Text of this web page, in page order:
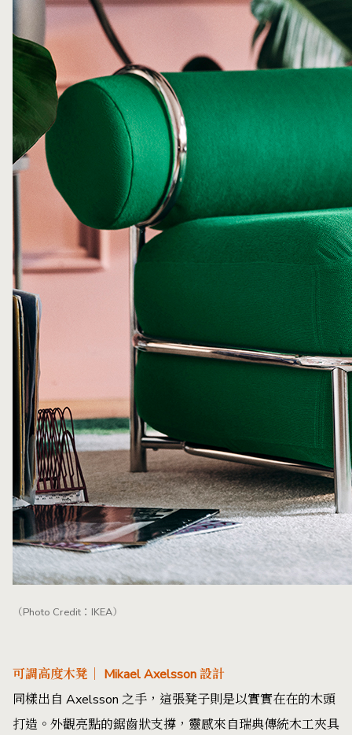
（Photo Credit：IKEA）
可調高度木凳｜ Mikael Axelsson 設計
同樣出自 Axelsson 之手，這張凳子則是以實實在在的木頭
打造。外觀亮點的鋸齒狀支撐，靈感來自瑞典傳統木工夾具